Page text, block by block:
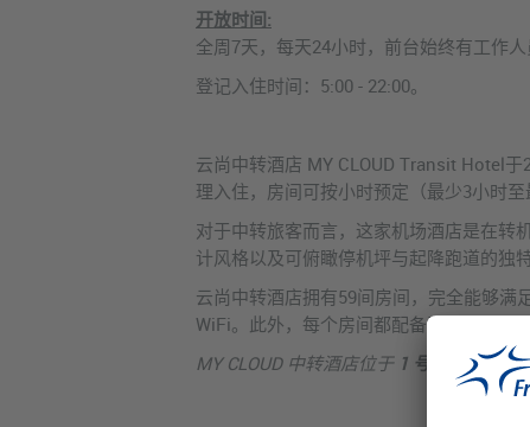
开放时间:
全周7天，每天24小时，前台始终有工作人
登记入住时间：5:00 - 22:00。
云尚中转酒店 MY CLOUD Transit Hotel
理入住，房间可按小时预定（最少3小时
对于中转旅客而言，这家机场酒店是在转
计风格以及可俯瞰停机坪与起降跑道的独
云尚中转酒店拥有59间房间，完全能够满
WiFi。此外，每个房间都配备了单独的卫
MY CLOUD 中转酒店位于1 号航站楼非申